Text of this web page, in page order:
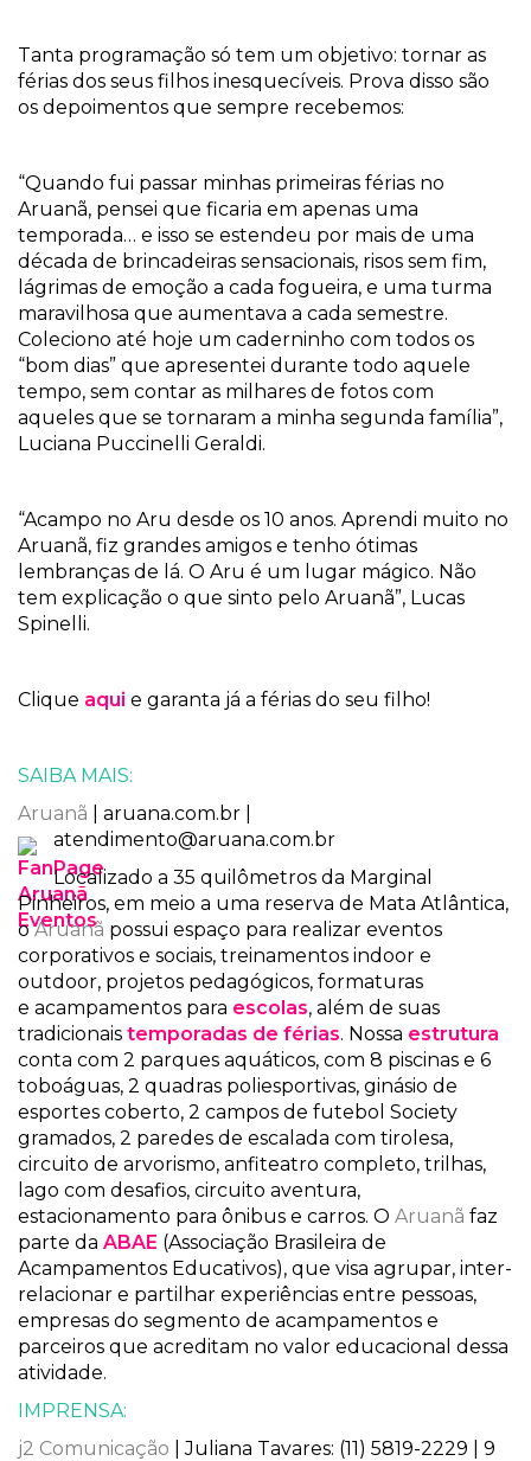
Tanta programação só tem um objetivo: tornar as
férias dos seus filhos inesquecíveis. Prova disso são
os depoimentos que sempre recebemos:
“Quando fui passar minhas primeiras férias no
Aruanã, pensei que ficaria em apenas uma
temporada… e isso se estendeu por mais de uma
década de brincadeiras sensacionais, risos sem fim,
lágrimas de emoção a cada fogueira, e uma turma
maravilhosa que aumentava a cada semestre.
Coleciono até hoje um caderninho com todos os
“bom dias” que apresentei durante todo aquele
tempo, sem contar as milhares de fotos com
aqueles que se tornaram a minha segunda família”,
Luciana Puccinelli Geraldi.
“Acampo no Aru desde os 10 anos. Aprendi muito no
Aruanã, fiz grandes amigos e tenho ótimas
lembranças de lá. O Aru é um lugar mágico. Não
tem explicação o que sinto pelo Aruanã”, Lucas
Spinelli.
Clique aqui e garanta já a férias do seu filho!
SAIBA MAIS:
Aruanã | aruana.com.br |
atendimento@aruana.com.br
Localizado a 35 quilômetros da Marginal
Pinheiros, em meio a uma reserva de Mata Atlântica,
oAruanã possui espaço para realizar eventos
corporativos e sociais, treinamentos indoor e
outdoor, projetos pedagógicos, formaturas
e acampamentos para escolas, além de suas
tradicionais temporadas de férias. Nossa estrutura
conta com 2 parques aquáticos, com 8 piscinas e 6
toboáguas, 2 quadras poliesportivas, ginásio de
esportes coberto, 2 campos de futebol Society
gramados, 2 paredes de escalada com tirolesa,
circuito de arvorismo, anfiteatro completo, trilhas,
lago com desafios, circuito aventura,
estacionamento para ônibus e carros. O Aruanã faz
parte da ABAE (Associação Brasileira de
Acampamentos Educativos), que visa agrupar, inter-
relacionar e partilhar experiências entre pessoas,
empresas do segmento de acampamentos e
parceiros que acreditam no valor educacional dessa
atividade.
IMPRENSA:
j2 Comunicação | Juliana Tavares: (11) 5819-2229 | 9